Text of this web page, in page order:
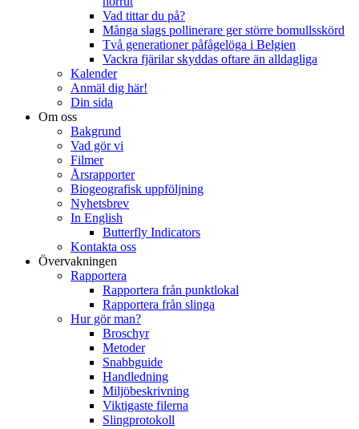
Vad tittar du på?
Många slags pollinerare ger större bomullsskörd
Två generationer påfågelöga i Belgien
Vackra fjärilar skyddas oftare än alldagliga
Kalender
Anmäl dig här!
Din sida
Om oss
Bakgrund
Vad gör vi
Filmer
Årsrapporter
Biogeografisk uppföljning
Nyhetsbrev
In English
Butterfly Indicators
Kontakta oss
Övervakningen
Rapportera
Rapportera från punktlokal
Rapportera från slinga
Hur gör man?
Broschyr
Metoder
Snabbguide
Handledning
Miljöbeskrivning
Viktigaste filerna
Slingprotokoll